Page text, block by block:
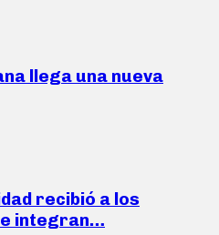
llega una nueva
recibió a los
integran…